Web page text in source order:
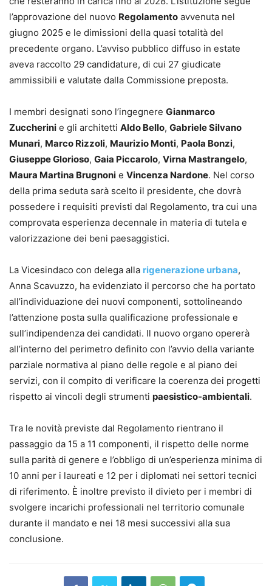
l’approvazione del nuovo Regolamento avvenuta nel
giugno 2025 e le dimissioni della quasi totalità del
precedente organo. L’avviso pubblico diffuso in estate
aveva raccolto 29 candidature, di cui 27 giudicate
ammissibili e valutate dalla Commissione preposta.
I membri designati sono l’ingegnere Gianmarco
Zuccherini e gli architetti Aldo Bello, Gabriele Silvano
Munari, Marco Rizzoli, Maurizio Monti, Paola Bonzi,
Giuseppe Glorioso, Gaia Piccarolo, Virna Mastrangelo,
Maura Martina Brugnoni e Vincenza Nardone. Nel corso
della prima seduta sarà scelto il presidente, che dovrà
possedere i requisiti previsti dal Regolamento, tra cui una
comprovata esperienza decennale in materia di tutela e
valorizzazione dei beni paesaggistici.
La Vicesindaco con delega alla rigenerazione urbana,
Anna Scavuzzo, ha evidenziato il percorso che ha portato
all’individuazione dei nuovi componenti, sottolineando
l’attenzione posta sulla qualificazione professionale e
sull’indipendenza dei candidati. Il nuovo organo opererà
all’interno del perimetro definito con l’avvio della variante
parziale normativa al piano delle regole e al piano dei
servizi, con il compito di verificare la coerenza dei progetti
rispetto ai vincoli degli strumenti paesistico-ambientali.
Tra le novità previste dal Regolamento rientrano il
passaggio da 15 a 11 componenti, il rispetto delle norme
sulla parità di genere e l’obbligo di un’esperienza minima di
10 anni per i laureati e 12 per i diplomati nei settori tecnici
di riferimento. È inoltre previsto il divieto per i membri di
svolgere incarichi professionali nel territorio comunale
durante il mandato e nei 18 mesi successivi alla sua
conclusione.